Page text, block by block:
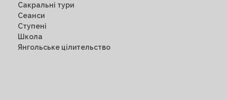
Сакральні тури
Сеанси
Ступені
Школа
Янгольське цілительство